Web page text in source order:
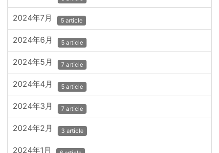
2024年7月 5 article
2024年6月 5 article
2024年5月 7 article
2024年4月 5 article
2024年3月 7 article
2024年2月 3 article
2024年1月